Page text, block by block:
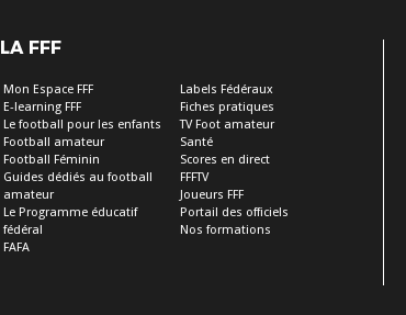
LA FFF
Mon Espace FFF
E-learning FFF
Le football pour les enfants
Football amateur
Football Féminin
Guides dédiés au football
amateur
Le Programme éducatif
fédéral
FAFA
Labels Fédéraux
Fiches pratiques
TV Foot amateur
Santé
Scores en direct
FFFTV
Joueurs FFF
Portail des officiels
Nos formations